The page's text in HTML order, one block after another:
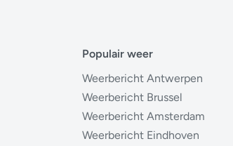
Populair weer
Weerbericht Antwerpen
Weerbericht Brussel
Weerbericht Amsterdam
Weerbericht Eindhoven